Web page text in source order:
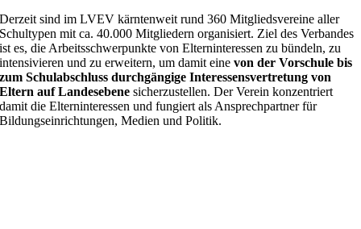
Derzeit sind im LVEV kärntenweit rund 360 Mitgliedsvereine aller
Schultypen mit ca. 40.000 Mitgliedern organisiert. Ziel des Verbandes
ist es, die Arbeitsschwerpunkte von Elterninteressen zu bündeln, zu
intensivieren und zu erweitern, um damit einevon der Vorschule bis
zum Schulabschluss durchgängige Interessensvertretung von
Eltern auf Landesebene sicherzustellen. Der Verein konzentriert
damit die Elterninteressen und fungiert als Ansprechpartner für
Bildungseinrichtungen, Medien und Politik.